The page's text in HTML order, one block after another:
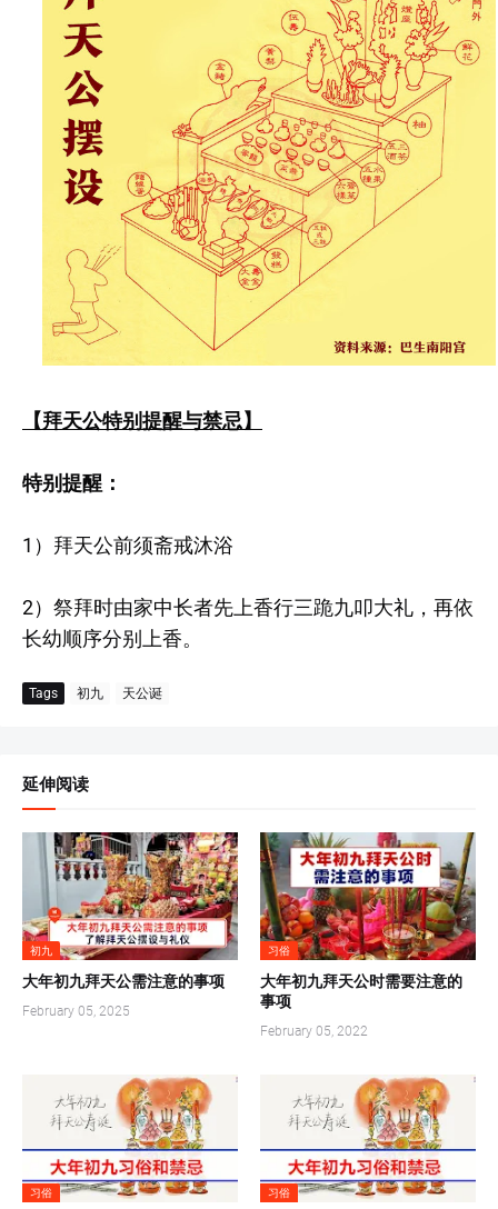
【拜天公特别提醒与禁忌】
特别提醒：
1）拜天公前须斋戒沐浴
2）祭拜时由家中长者先上香行三跪九叩大礼，再依
长幼顺序分别上香。
Tags 初九 天公诞
延伸阅读
初九
大年初九拜天公需注意的事项
February 05, 2025
习俗
大年初九拜天公时需要注意的
事项
February 05, 2022
习俗 习俗